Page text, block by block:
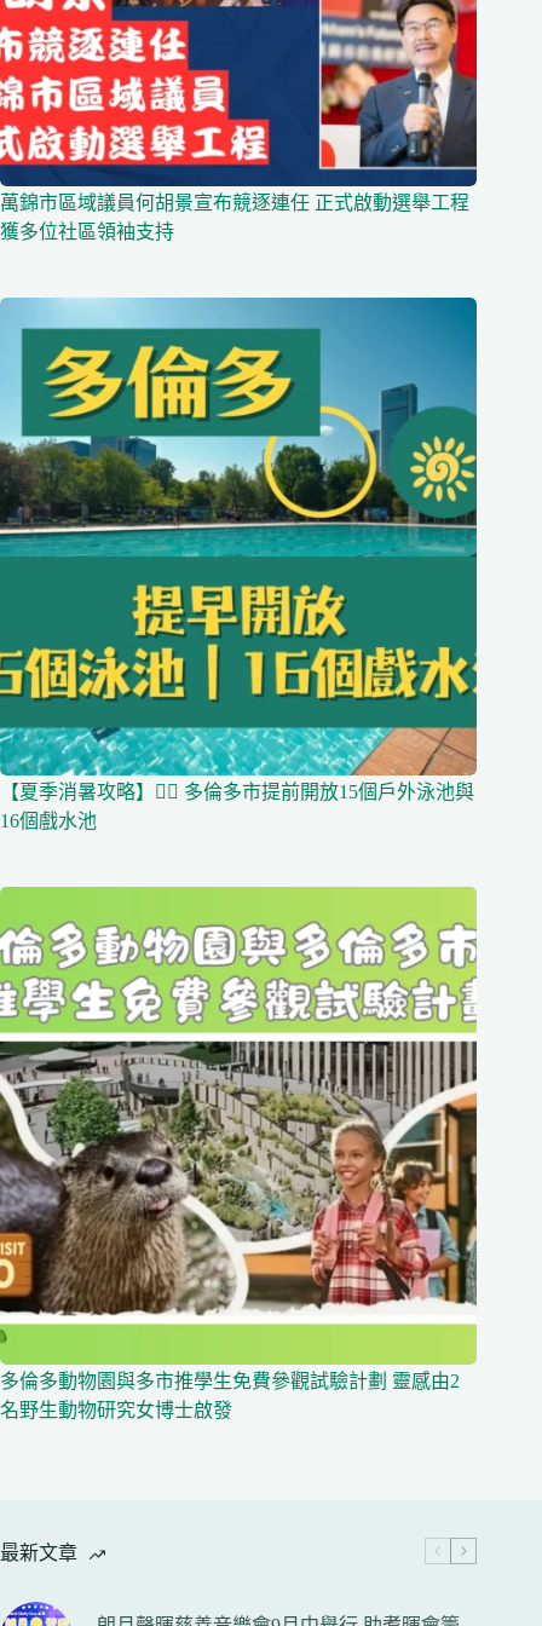
萬錦市區域議員何胡景宣布競逐連任 正式啟動選舉工程
獲多位社區領袖支持
【夏季消暑攻略】🏊‍♀️ 多倫多市提前開放15個戶外泳池與
16個戲水池
多倫多動物園與多市推學生免費參觀試驗計劃 靈感由2
名野生動物研究女博士啟發
最新文章